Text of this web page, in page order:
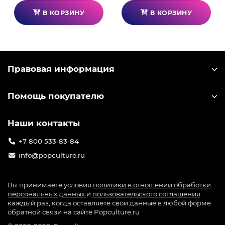
В КОРЗИНУ В КОРЗИНУ
Правовая информация
Помощь покупателю
Наши контакты
+7 800 533-83-84
info@popculture.ru
Вы принимаете условия политики в отношении обработки
персональных данных и пользовательского соглашения
каждый раз, когда оставляете свои данные в любой форме
обратной связи на сайте Popculture.ru